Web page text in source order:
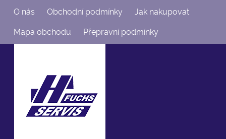
O nás Obchodní podmínky
Jak nakupovat
Mapa obchodu
Přepravní podmínky